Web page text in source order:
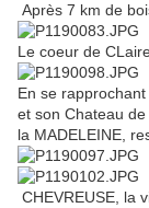
Après 7 km de
Le coeur de
En se
et son Chateau de
la MADELEINE,
CHEVREUSE, la